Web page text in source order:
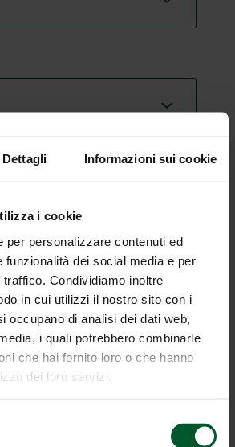
Dettagli Informazioni sui cookie
i cookie
per personalizzare contenuti ed
funzionalità dei social media e per
Condividiamo inoltre
in cui utilizzi il nostro sito con i
occupano di analisi dei dati web,
i quali potrebbero combinarle
che hai fornito loro o che hanno
dei loro servizi.